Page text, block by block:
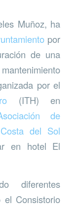
Muñoz, ha
por
de una
por el
(ITH) en
de
del Sol
en hotel El
diferentes
el Consistorio